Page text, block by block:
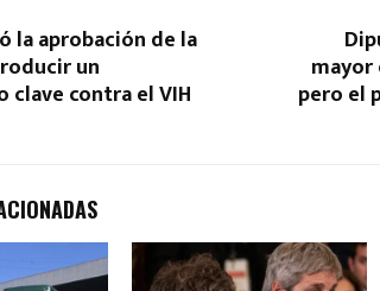
la aprobación de la
un
clave contra el VIH
mayor
pero el